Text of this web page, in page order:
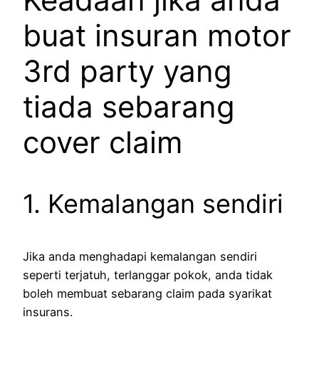
buat insuran motor
3rd party yang
tiada sebarang
cover claim
1. Kemalangan sendiri
Jika anda menghadapi kemalangan sendiri
seperti terjatuh, terlanggar pokok, anda tidak
boleh membuat sebarang claim pada syarikat
insurans.